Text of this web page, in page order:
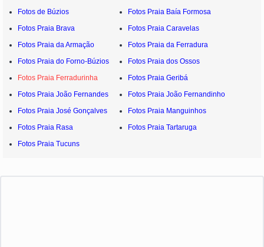
Fotos de Búzios
Fotos Praia Baía Formosa
Fotos Praia Brava
Fotos Praia Caravelas
Fotos Praia da Armação
Fotos Praia da Ferradura
Fotos Praia do Forno-Búzios
Fotos Praia dos Ossos
Fotos Praia Ferradurinha
Fotos Praia Geribá
Fotos Praia João Fernandes
Fotos Praia João Fernandinho
Fotos Praia José Gonçalves
Fotos Praia Manguinhos
Fotos Praia Rasa
Fotos Praia Tartaruga
Fotos Praia Tucuns